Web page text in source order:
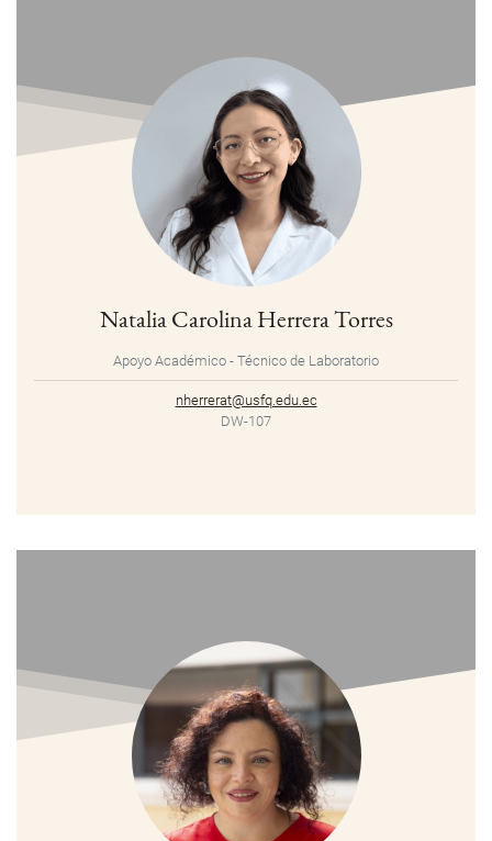
Natalia Carolina Herrera Torres
Apoyo Académico - Técnico de Laboratorio
nherrerat@usfq.edu.ec
DW-107